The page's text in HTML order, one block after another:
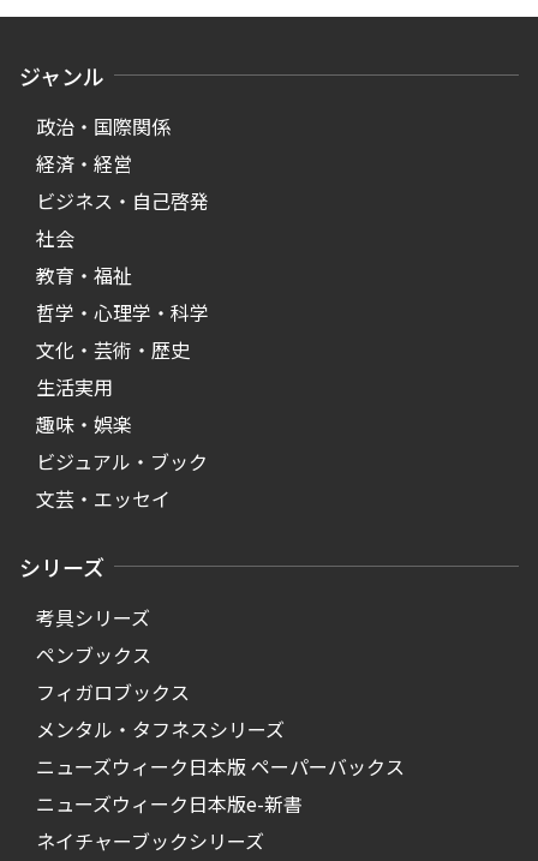
ジャンル
政治・国際関係
経済・経営
ビジネス・自己啓発
社会
教育・福祉
哲学・心理学・科学
文化・芸術・歴史
生活実用
趣味・娯楽
ビジュアル・ブック
文芸・エッセイ
シリーズ
考具シリーズ
ペンブックス
フィガロブックス
メンタル・タフネスシリーズ
ニューズウィーク日本版 ペーパーバックス
ニューズウィーク日本版e-新書
ネイチャーブックシリーズ